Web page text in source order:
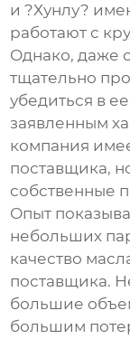
и ?Хунлу?
работают с
Однако, даже
тщательно
убедиться в
заявленным
компания
поставщика,
собственные
Опыт
небольших
качество
поставщика.
большие
большим